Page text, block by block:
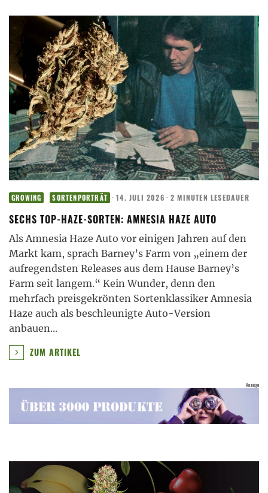
GROWING SORTENPORTRÄT · 14. JULI 2026 · 2 MINUTEN LESEDAUER
SECHS TOP-HAZE-SORTEN: AMNESIA HAZE AUTO
Als Amnesia Haze Auto vor einigen Jahren auf den
Markt kam, sprach Barney’s Farm von „einem der
aufregendsten Releases aus dem Hause Barney’s
Farm seit langem.“ Kein Wunder, denn den
mehrfach preisgekrönten Sortenklassiker Amnesia
Haze auch als beschleunigte Auto-Version
anbauen...
ZUM ARTIKEL